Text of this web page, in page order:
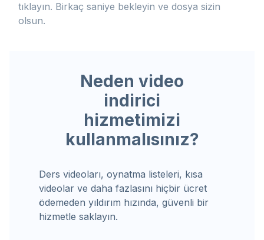
tıklayın. Birkaç saniye bekleyin ve dosya sizin
olsun.
Neden video
indirici
hizmetimizi
kullanmalısınız?
Ders videoları, oynatma listeleri, kısa
videolar ve daha fazlasını hiçbir ücret
ödemeden yıldırım hızında, güvenli bir
hizmetle saklayın.